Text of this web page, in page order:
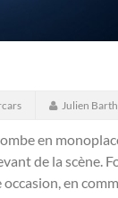
Julien
en
de la scène.
en